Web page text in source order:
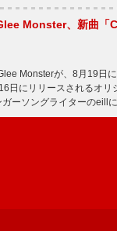
Monster、新曲「
Monsterが、8月19日
日にリリースされるオリ
ガーソングライターのeill